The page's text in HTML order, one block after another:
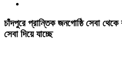
চাঁদপুরে প্রান্তিক জনগোষ্ঠি সেবা
সেবা দিয়ে যাচ্ছে